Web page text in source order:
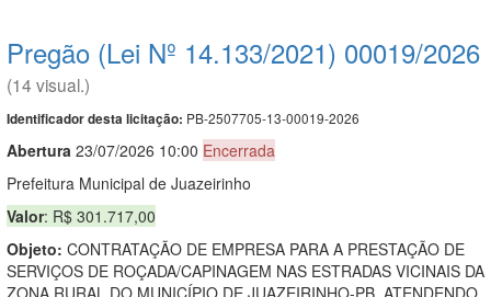
Pregão (Lei Nº 14.133/2021) 00019/2026
(14 visual.)
Identificador desta licitação: PB-2507705-13-00019-2026
Abertura 23/07/2026 10:00 Encerrada
Prefeitura Municipal de Juazeirinho
Valor: R$ 301.717,00
Objeto: CONTRATAÇÃO DE EMPRESA PARA A PRESTAÇÃO DE
SERVIÇOS DE ROÇADA/CAPINAGEM NAS ESTRADAS VICINAIS DA
ZONA RURAL DO MUNICÍPIO DE JUAZEIRINHO-PB, ATENDENDO